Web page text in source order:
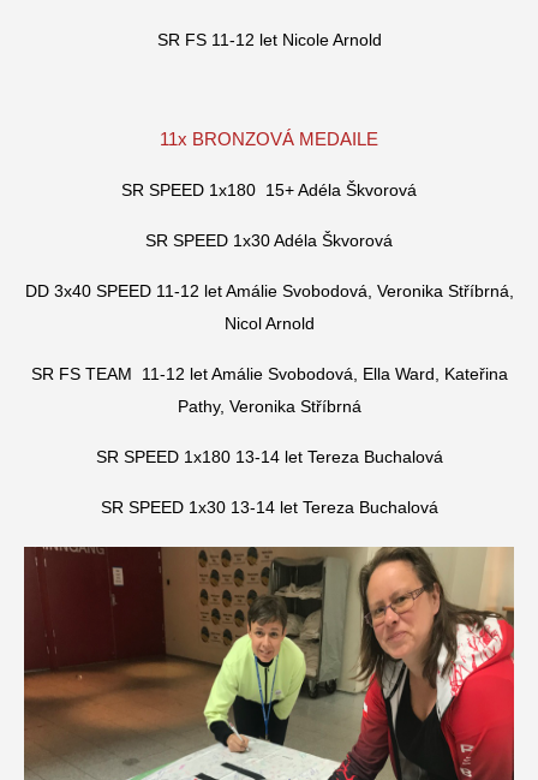
SR FS 11-12 let Nicole Arnold
11x BRONZOVÁ MEDAILE
SR SPEED 1x180 15+ Adéla Škvorová
SR SPEED 1x30 Adéla Škvorová
DD 3x40 SPEED 11-12 let Amálie Svobodová, Veronika Stříbrná,
Nicol Arnold
SR FS TEAM 11-12 let Amálie Svobodová, Ella Ward, Kateřina
Pathy, Veronika Stříbrná
SR SPEED 1x180 13-14 let Tereza Buchalová
SR SPEED 1x30 13-14 let Tereza Buchalová